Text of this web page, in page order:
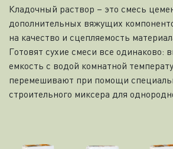
Кладочный раствор – это смесь
дополнительных вяжущих
на качество и сцепляемость
Готовят сухие смеси все одинаково:
емкость с водой комнатной
перемешивают при помощи
строительного миксера для